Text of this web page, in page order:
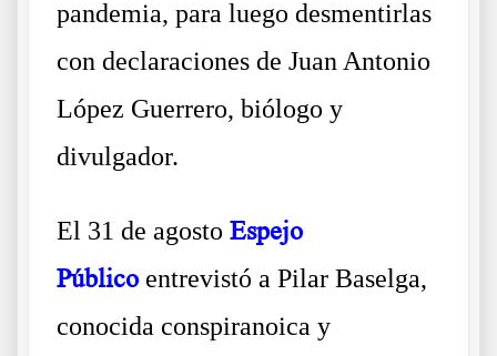
pandemia, para luego desmentirlas
con declaraciones de Juan Antonio
López Guerrero, biólogo y
divulgador.
El 31 de agosto Espejo
Públicoentrevistó a Pilar Baselga,
conocida conspiranoica y